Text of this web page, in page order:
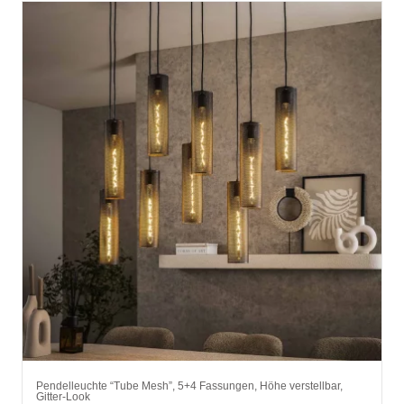
Pendelleuchte “Tube Mesh”, 5+4 Fassungen, Höhe verstellbar,
Gitter-Look